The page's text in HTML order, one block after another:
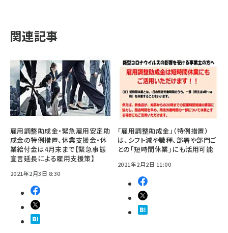
関連記事
雇用調整助成金・緊急雇用安定助
成金の特例措置、休業支援金・休
業給付金は4月末まで【緊急事態
宣言延長による雇用支援策】
2021年2月3日 8:30
「雇用調整助成金」（特例措置）
は、シフト減や職種、部署や部門ご
との「短時間休業」にも活用可能
2021年2月2日 11:00